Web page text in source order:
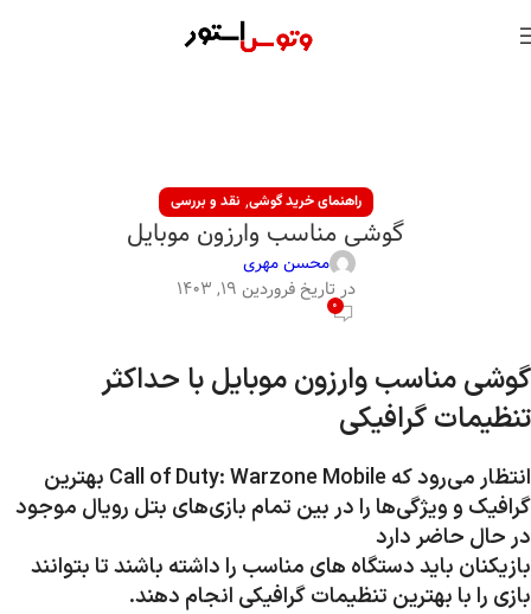
راهنمای خرید گوشی, نقد و بررسی
گوشی مناسب وارزون موبایل
محسن مهری
در تاریخ فروردین ۱۹, ۱۴۰۳
0
گوشی مناسب وارزون موبایل با حداکثر
تنظیمات گرافیکی
انتظار می‌رود که Call of Duty: Warzone Mobile بهترین
گرافیک و ویژگی‌ها را در بین تمام بازی‌های بتل رویال موجود
در حال حاضر دارد
بازیکنان باید دستگاه های مناسب را داشته باشند تا بتوانند
بازی را با بهترین تنظیمات گرافیکی انجام دهند.